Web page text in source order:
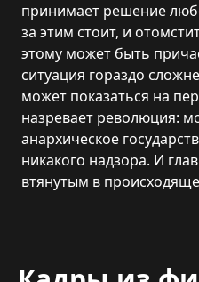
принимает решение
за этим стоит, и
этому может быть
ситуация гораздо
может показаться на
назревает революция:
анархическое
никакого надзора. И
втянутым в